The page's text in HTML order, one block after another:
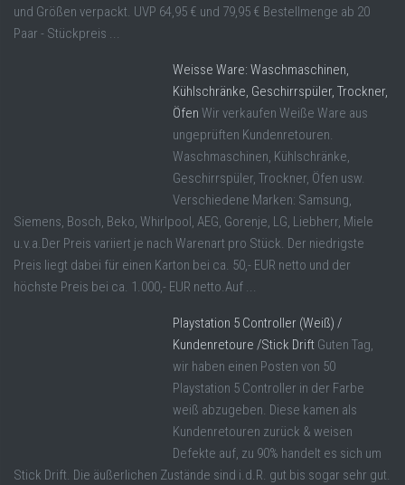
und Größen verpackt. UVP 64,95 € und 79,95 € Bestellmenge ab 20
Paar - Stückpreis ...
Weisse Ware: Waschmaschinen,
Kühlschränke, Geschirrspüler, Trockner,
Öfen Wir verkaufen Weiße Ware aus
ungeprüften Kundenretouren.
Waschmaschinen, Kühlschränke,
Geschirrspüler, Trockner, Öfen usw.
Verschiedene Marken: Samsung,
Siemens, Bosch, Beko, Whirlpool, AEG, Gorenje, LG, Liebherr, Miele
u.v.a.Der Preis variiert je nach Warenart pro Stück. Der niedrigste
Preis liegt dabei für einen Karton bei ca. 50,- EUR netto und der
höchste Preis bei ca. 1.000,- EUR netto.Auf ...
Playstation 5 Controller (Weiß) /
Kundenretoure /Stick Drift Guten Tag,
wir haben einen Posten von 50
Playstation 5 Controller in der Farbe
weiß abzugeben. Diese kamen als
Kundenretouren zurück & weisen
Defekte auf, zu 90% handelt es sich um
Stick Drift. Die äußerlichen Zustände sind i.d.R. gut bis sogar sehr gut.